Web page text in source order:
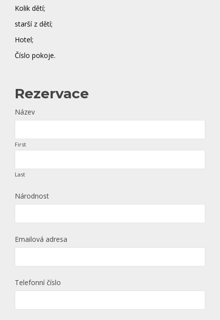
Kolik dětí;
starší z dětí;
Hotel;
Číslo pokoje.
Rezervace
Název
First
Last
Národnost
Emailová adresa
Telefonní číslo